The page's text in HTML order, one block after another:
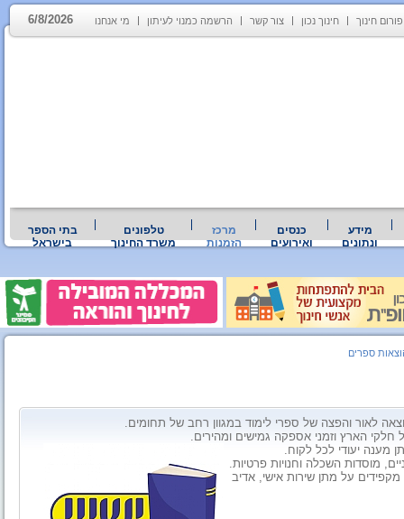
פורום חינוך חינוך נכון צור קשר הרשמה כמנוי לעיתון מי אנחנו 6/8/2026
מידע
ונתונים
כנסים
ואירועים
מרכז
הזמנות
טלפונים
משרד החינוך
בתי הספר
בישראל
ספרים
חלקי הארץ וזמני אספקה גמישים ומהירים.
מענה יעודי לכל לקוח.
מוסדות השכלה וחנויות פרטיות.
על מתן שירות אישי, אדיב